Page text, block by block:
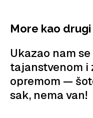
More kao
Ukazao nam
tajanstvenom i
opremom —
sak, nema van!